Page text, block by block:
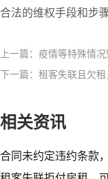
合法的维权手段和步
上一篇：疫情等特殊情
下一篇：租客失联且欠
相关资讯
合同未约定违约条款